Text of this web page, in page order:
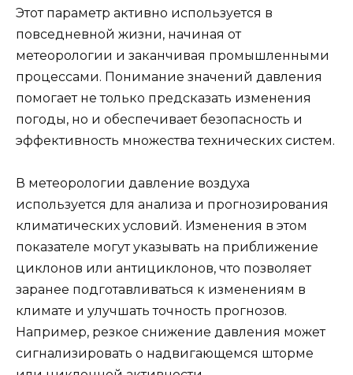
Этот параметр активно используется в
повседневной жизни, начиная от
метеорологии и заканчивая промышленными
процессами. Понимание значений давления
помогает не только предсказать изменения
погоды, но и обеспечивает безопасность и
эффективность множества технических систем.
В метеорологии давление воздуха
используется для анализа и прогнозирования
климатических условий. Изменения в этом
показателе могут указывать на приближение
циклонов или антициклонов, что позволяет
заранее подготавливаться к изменениям в
климате и улучшать точность прогнозов.
Например, резкое снижение давления может
сигнализировать о надвигающемся шторме